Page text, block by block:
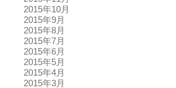
2015年10月
2015年9月
2015年8月
2015年7月
2015年6月
2015年5月
2015年4月
2015年3月